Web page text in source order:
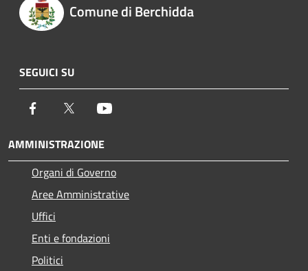
Comune di Berchidda
SEGUICI SU
Facebook Twitter
AMMINISTRAZIONE
Organi di Governo
Aree Amministrative
Uffici
Enti e fondazioni
Politici